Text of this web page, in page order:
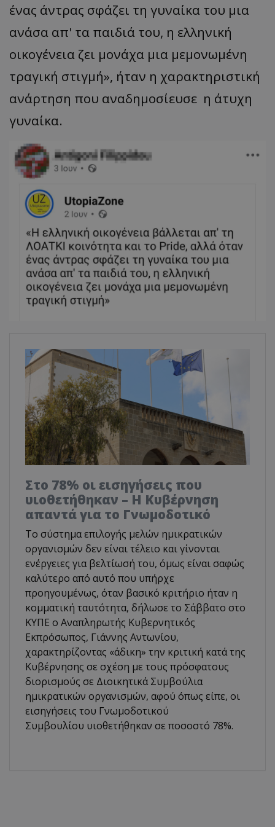
ένας άντρας σφάζει τη γυναίκα του μια
ανάσα απ' τα παιδιά του, η ελληνική
οικογένεια ζει μονάχα μια μεμονωμένη
τραγική στιγμή», ήταν η χαρακτηριστική
ανάρτηση που αναδημοσίευσε η άτυχη
γυναίκα.
Στο 78% οι εισηγήσεις που
υιοθετήθηκαν – Η Κυβέρνηση
απαντά για το Γνωμοδοτικό
Το σύστημα επιλογής μελών ημικρατικών
οργανισμών δεν είναι τέλειο και γίνονται
ενέργειες για βελτίωσή του, όμως είναι σαφώς
καλύτερο από αυτό που υπήρχε
προηγουμένως, όταν βασικό κριτήριο ήταν η
κομματική ταυτότητα, δήλωσε το Σάββατο στο
ΚΥΠΕ ο Αναπληρωτής Κυβερνητικός
Εκπρόσωπος, Γιάννης Αντωνίου,
χαρακτηρίζοντας «άδικη» την κριτική κατά της
Κυβέρνησης σε σχέση με τους πρόσφατους
διορισμούς σε Διοικητικά Συμβούλια
ημικρατικών οργανισμών, αφού όπως είπε, οι
εισηγήσεις του Γνωμοδοτικού
Συμβουλίου υιοθετήθηκαν σε ποσοστό 78%.